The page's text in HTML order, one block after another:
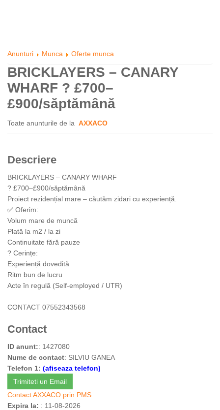
Anunturi Munca Oferte munca
BRICKLAYERS – CANARY
WHARF ? £700–
£900/săptămână
Toate anunturile de la AXXACO
Descriere
BRICKLAYERS – CANARY WHARF
? £700–£900/săptămână
Proiect rezidențial mare – căutăm zidari cu experiență.
✅ Oferim:
Volum mare de muncă
Plată la m2 / la zi
Continuitate fără pauze
? Cerințe:
Experiență dovedită
Ritm bun de lucru
Acte în regulă (Self-employed / UTR)
CONTACT 07552343568
Contact
ID anunt:: 1427080
Nume de contact: SILVIU GANEA
Telefon 1: (afiseaza telefon)
Trimiteti un Email
Contact AXXACO prin PMS
Expira la: : 11-08-2026